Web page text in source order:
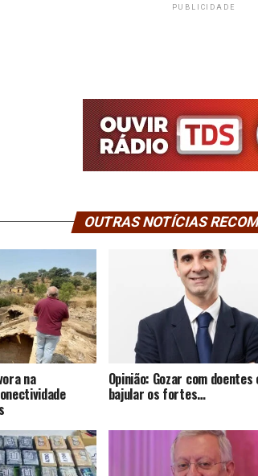
PUBLICIDADE
OUTRAS NOTÍCIAS
na Opinião: Gozar com doentes
bajular os fortes…